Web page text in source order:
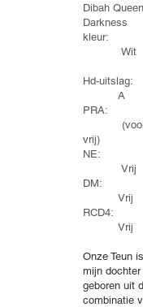
Dibah
Darkness
Wit
Hd-
A
vrij)
Vrij
Vrij
Vrij
Onze Teun
mijn dochter
geboren uit
combinatie